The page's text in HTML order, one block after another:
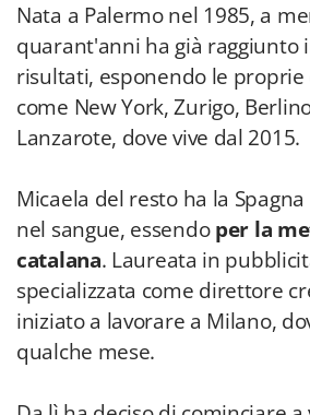
Nata a Palermo nel 1985, a
quarant'anni ha già raggiunto
risultati, esponendo le
come New York, Zurigo,
Lanzarote, dove vive dal 2015.
Micaela del resto ha la
nel sangue, essendoper la
catalana. Laureata in
specializzata come direttore
iniziato a lavorare a Milano,
qualche mese.